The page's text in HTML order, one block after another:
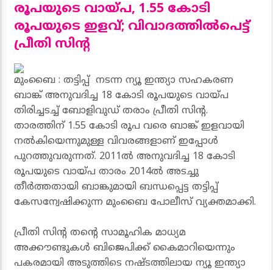
രൂപയുടെ വായ്‌പ, 1.55 കോടി
രൂപയുടെ ഇളവ്; വിവാദത്തിൽപെട്ട്
പ്രീതി സിൻ്റ
മുംബൈ : തട്ടിപ്പ് നടന്ന ന്യൂ ഇന്ത്യാ സഹകരണ
ബാങ്ക് അനുവദിച്ച 18 കോടി രൂപയുടെ വായ്‌പ
തിരിച്ചടച്ച് ബോളിവുഡ് തരാം പ്രീതി സിൻ്റ.
താരത്തിന് 1.55 കോടി രൂപ വരെ ബാങ്ക് ഇളവായി
നൽകിയെന്നുമുള്ള വിവരങ്ങളാണ് ഇപ്പോൾ
പുറത്തുവരുന്നത്. 2011ൽ അനുവദിച്ച 18 കോടി
രൂപയുടെ വായ്‌പ താരം 2014ൽ അടച്ചു
തീർത്തതായി ബാങ്കുമായി ബന്ധപ്പെട്ട തട്ടിപ്പ്
കേസന്വേഷിക്കുന്ന മുംബൈ പോലീസ് വ്യക്തമാക്കി.
പ്രീതി സിന്റ തന്റെ സാമൂഹിക മാധ്യമ
അക്കൗണ്ടുകൾ ബിജെപിക്ക് കൈമാറിയെന്നും
പകരമായി അടുത്തിടെ നഷ്ടത്തിലായ ന്യൂ ഇന്ത്യാ